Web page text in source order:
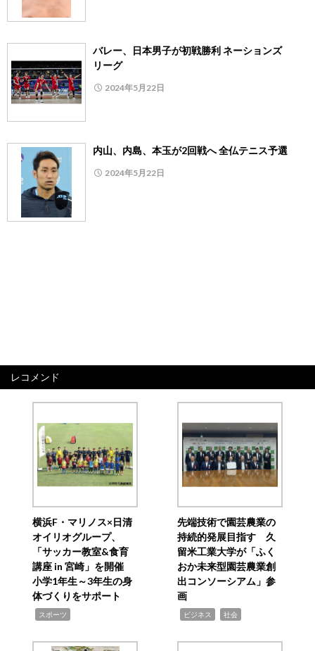
バレー、日本男子が初戦勝利 ネーションズ
リーグ
2024年5月22日
内山、内島、本玉が2回戦へ 全仏テニス予選
2024年5月22日
レコメンド
横浜F・マリノス×日清
オイリオグループ、
「サッカー教室&食育
講座 in 宮崎」を開催
小学1年生～3年生の身
体づくりをサポート
スポーツ
先端技術で園芸農業の
持続的発展目指す 久
留米工業大学が「ふく
おか未来型園芸農業創
出コンソーシアム」参
画
ビジネス 社会